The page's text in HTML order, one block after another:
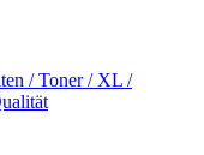
/ Toner / XL /